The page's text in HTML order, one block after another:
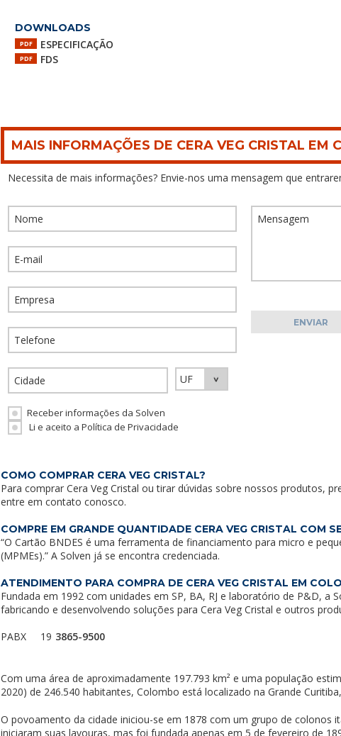
DOWNLOADS
PDF ESPECIFICAÇÃO
PDF FDS
MAIS INFORMAÇÕES DE CERA VEG CRISTAL EM
Necessita de mais informações? Envie-nos uma mensagem que
Receber informações da Solven
Li e aceito a Política de Privacidade
COMO COMPRAR CERA VEG CRISTAL?
Para comprar Cera Veg Cristal ou tirar dúvidas sobre nossos produtos,
entre em contato conosco.
COMPRE EM GRANDE QUANTIDADE CERA VEG CRISTAL COM
“O Cartão BNDES é uma ferramenta de financiamento para micro e
(MPMEs).” A Solven já se encontra credenciada.
ATENDIMENTO PARA COMPRA DE CERA VEG CRISTAL EM
Fundada em 1992 com unidades em SP, BA, RJ e laboratório de P&D, a
fabricando e desenvolvendo soluções para Cera Veg Cristal e outros
PABX
19 3865-9500
Com uma área de aproximadamente 197.793 km² e uma população
2020) de 246.540 habitantes, Colombo está localizado na Grande
O povoamento da cidade iniciou-se em 1878 com um grupo de colonos
iniciaram suas lavouras, mas foi fundada apenas em 5 de fevereiro de